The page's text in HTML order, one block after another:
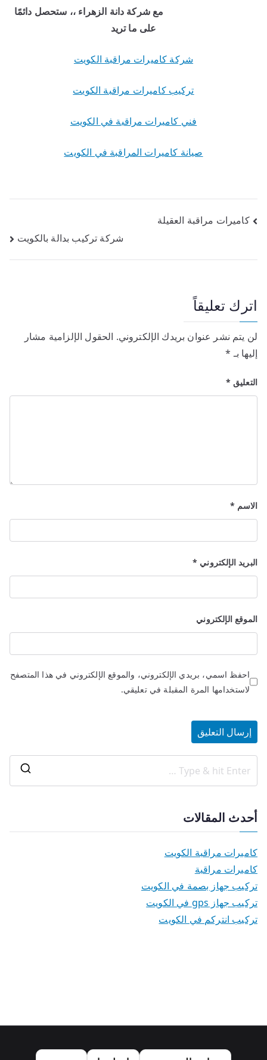
مع شركة دانة الزهراء ،، ستحصل دائمًا
على ما تريد
شركة كاميرات مراقبة الكويت
تركيب كاميرات مراقبة الكويت
فني كاميرات مراقبة في الكويت
صيانة كاميرات المراقبة في الكويت
كاميرات مراقبة العقيلة
شركة تركيب بدالة بالكويت
اترك تعليقاً
لن يتم نشر عنوان بريدك الإلكتروني. الحقول الإلزامية مشار
إليها بـ *
التعليق *
الاسم *
البريد الإلكتروني *
الموقع الإلكتروني
احفظ اسمي، بريدي الإلكتروني، والموقع الإلكتروني في هذا المتصفح
لاستخدامها المرة المقبلة في تعليقي.
أحدث المقالات
كاميرات مراقبة الكويت
كاميرات مراقبة
تركيب جهاز بصمة في الكويت
تركيب جهاز gps في الكويت
تركيب انتركم في الكويت